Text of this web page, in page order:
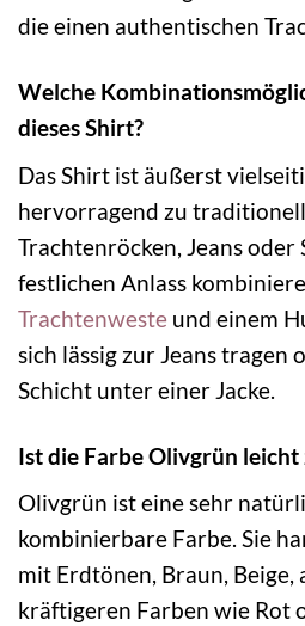
die einen authentischen
Welche
dieses Shirt?
Das Shirt ist äußerst
hervorragend zu
Trachtenröcken, Jeans oder
festlichen Anlass
Trachtenweste und einem
sich lässig zur Jeans tragen
Schicht unter einer Jacke.
Ist die Farbe Olivgrün
Olivgrün ist eine sehr
kombinierbare Farbe. Sie
mit Erdtönen, Braun, Beige,
kräftigeren Farben wie Rot